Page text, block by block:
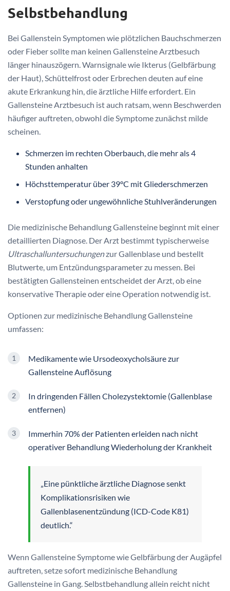
Selbstbehandlung
Bei Gallenstein Symptomen wie plötzlichen Bauchschmerzen
oder Fieber sollte man keinen Gallensteine Arztbesuch
länger hinauszögern. Warnsignale wie Ikterus (Gelbfärbung
der Haut), Schüttelfrost oder Erbrechen deuten auf eine
akute Erkrankung hin, die ärztliche Hilfe erfordert. Ein
Gallensteine Arztbesuch ist auch ratsam, wenn Beschwerden
häufiger auftreten, obwohl die Symptome zunächst milde
scheinen.
Schmerzen im rechten Oberbauch, die mehr als 4
Stunden anhalten
Höchsttemperatur über 39°C mit Gliederschmerzen
Verstopfung oder ungewöhnliche Stuhlveränderungen
Die medizinische Behandlung Gallensteine beginnt mit einer
detaillierten Diagnose. Der Arzt bestimmt typischerweise
Ultraschalluntersuchungenzur Gallenblase und bestellt
Blutwerte, um Entzündungsparameter zu messen. Bei
bestätigten Gallensteinen entscheidet der Arzt, ob eine
konservative Therapie oder eine Operation notwendig ist.
Optionen zur medizinische Behandlung Gallensteine
umfassen:
Medikamente wie Ursodeoxycholsäure zur
Gallensteine Auflösung
In dringenden Fällen Cholezystektomie (Gallenblase
entfernen)
Immerhin 70% der Patienten erleiden nach nicht
operativer Behandlung Wiederholung der Krankheit
„Eine pünktliche ärztliche Diagnose senkt
Komplikationsrisiken wie
Gallenblasenentzündung (ICD-Code K81)
deutlich.“
Wenn Gallensteine Symptome wie Gelbfärbung der Augäpfel
auftreten, setze sofort medizinische Behandlung
Gallensteine in Gang. Selbstbehandlung allein reicht nicht